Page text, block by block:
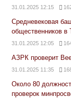
31.01.2025 12:15
Средневековая
общественников в
31.01.2025 12:05
АЗРК проверит
31.01.2025 11:35
Около 80
проверок